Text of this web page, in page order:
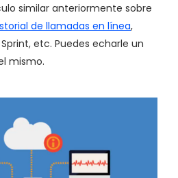
similar anteriormente sobre
de llamadas en línea,
etc. Puedes echarle un
mismo.